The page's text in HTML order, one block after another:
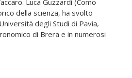
(Como
della scienza, ha svolto
degli Studi di Pavia,
di Brera e in numerosi